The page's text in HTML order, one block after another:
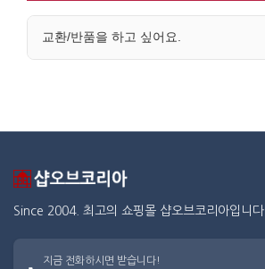
교환/반품을 하고 싶어요.
Since 2004. 최고의 쇼핑몰 샵오브코리아입니다.
지금 전화하시면 받습니다!